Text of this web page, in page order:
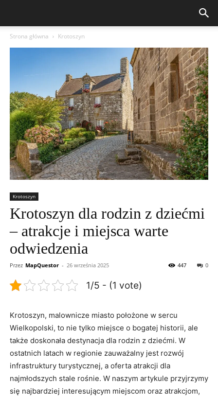
Strona główna Krotoszyn
Krotoszyn
Krotoszyn dla rodzin z dziećmi
– atrakcje i miejsca warte
odwiedzenia
Przez MapQuestor - 26 września 2025 0
447
1/5 - (1 vote)
Krotoszyn, malownicze miasto położone w sercu
Wielkopolski, to nie tylko miejsce o bogatej historii, ale
także doskonała destynacja dla rodzin z dziećmi. W
ostatnich latach w regionie zauważalny jest rozwój
infrastruktury turystycznej, a oferta atrakcji dla
najmłodszych stale rośnie. W naszym artykule przyjrzymy
się najbardziej interesującym miejscom oraz atrakcjom,